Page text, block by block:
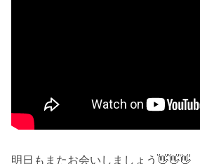
明日もまたお会いしましょう👋👋👋